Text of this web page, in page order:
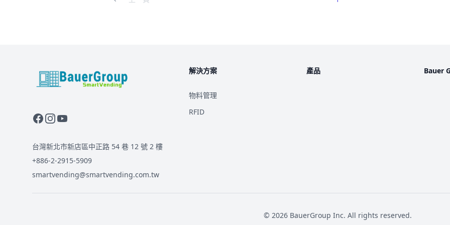
BauerGroup Tech
台灣新北市新店區中正路 54 巷 12 號 2 樓
+886-2-2915-5909
smartvending@smartvending.com.tw
解決方案
物料管理
RFID
產品 Bauer
© 2026BauerGroup Inc. All rights reserved.